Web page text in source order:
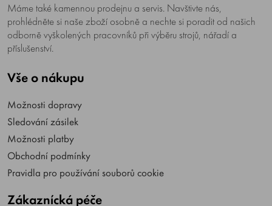
Máme také kamennou prodejnu a servis. Navštivte nás,
prohlédněte si naše zboží osobně a nechte si poradit od našich
odborně vyškolených pracovníků při výběru strojů, nářadí a
příslušenství.
Vše o nákupu
Možnosti dopravy
Sledování zásilek
Možnosti platby
Obchodní podmínky
Pravidla pro používání souborů cookie
Zákaznícká péče